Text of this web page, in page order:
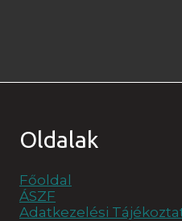
Oldalak
Főoldal
ÁSZF
Adatkezelési